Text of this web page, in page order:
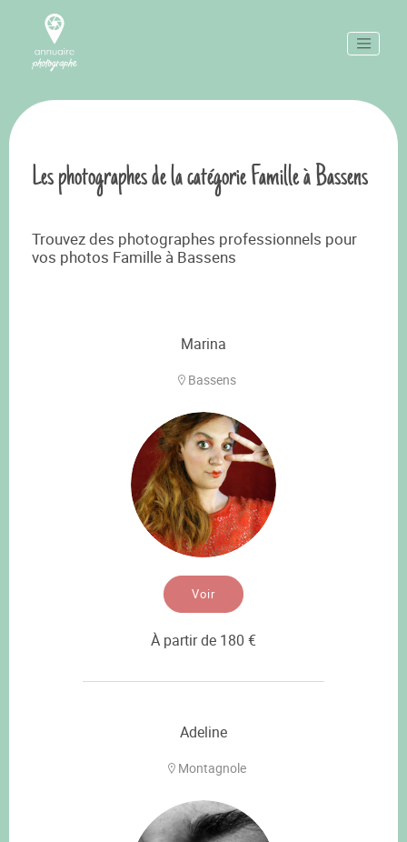
Les photographes de la catégorie Famille à Bassens
Trouvez des photographes professionnels pour
vos photos Famille à Bassens
Marina
Bassens
Voir
À partir de 180 €
Adeline
Montagnole